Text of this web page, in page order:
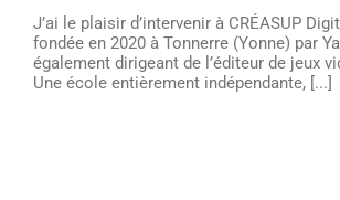
les
du
marketing
J’ai le plaisir d’intervenir à CRÉASUP
fondée en 2020 à Tonnerre (Yonne) par
également dirigeant de l’éditeur de jeux
Une école entièrement indépendante, [...]